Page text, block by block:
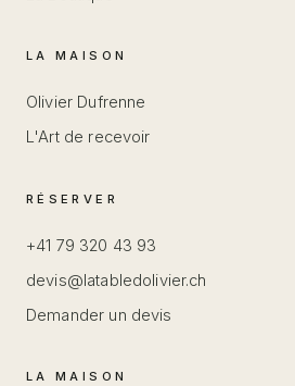
LA MAISON
Olivier Dufrenne
L'Art de recevoir
RÉSERVER
+41 79 320 43 93
devis@latabledolivier.ch
Demander un devis
LA MAISON